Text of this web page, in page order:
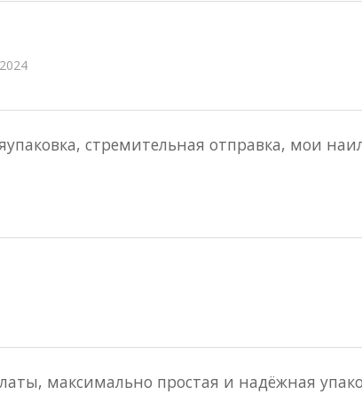
стремительная отправка, мои
максимально простая и надёжная